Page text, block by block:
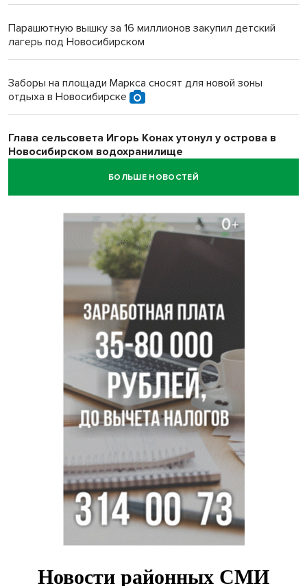
Парашютную вышку за 16 миллионов закупил детский
лагерь под Новосибирском
Заборы на площади Маркса сносят для новой зоны
отдыха в Новосибирске
Глава сельсовета Игорь Конах утонул у острова в
Новосибирском водохранилище
Сибирские пенсионеры накопили в банках рекордные 4,2
Под Новосибирском суд наказал дачников за
дискриминацию с шлагбаумом
В Убинском живодер застрелил лабрадора гостей из
Новосибирска
Родители 10 детей рассказали о подготовке к школе в
Новосибирской области
БОЛЬШЕ НОВОСТЕЙ